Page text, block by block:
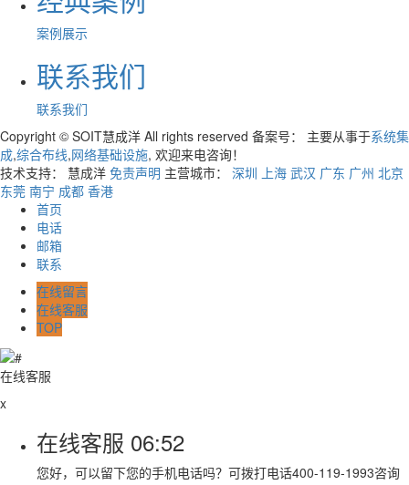
案例展示
联系我们
联系我们
Copyright © SOIT慧成洋 All rights reserved 备案号：
主要从事于系统集
成,综合布线,网络基础设施, 欢迎来电咨询！
技术支持： 慧成洋 免责声明 主营城市： 深圳 上海 武汉 广东 广州 北京
东莞 南宁 成都 香港
首页
电话
邮箱
联系
在线留言
在线客服
TOP
在线客服
x
在线客服 06:52
您好，可以留下您的手机电话吗？可拨打电话400-119-1993咨询